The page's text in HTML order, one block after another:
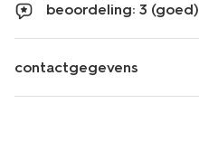
beoordeling: 3 (goed)
contactgegevens